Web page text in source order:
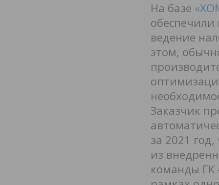
На базе
обеспечили
ведение
этом,
Заказчик
за 2021
из
команды ГК